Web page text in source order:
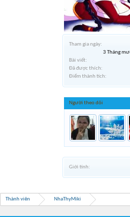
Tham gia ngày:
3 Tháng
Bài viết:
Đã được thích:
Điểm thành tích:
Người theo dõi
Giới tính:
Thành viên NhaThyMiki